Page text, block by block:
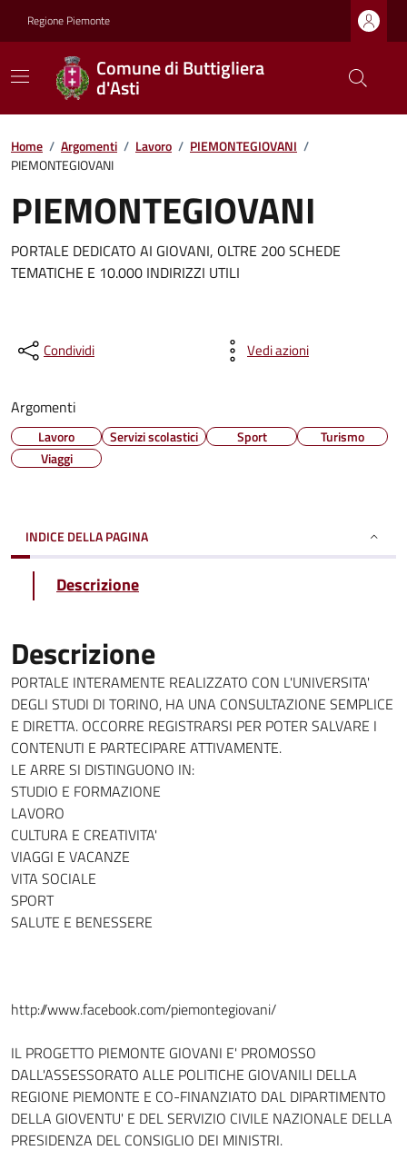
Regione Piemonte
Comune di Buttigliera
d'Asti
Home / Argomenti / Lavoro / PIEMONTEGIOVANI /
PIEMONTEGIOVANI
PIEMONTEGIOVANI
PORTALE DEDICATO AI GIOVANI, OLTRE 200 SCHEDE
TEMATICHE E 10.000 INDIRIZZI UTILI
Condividi Vedi azioni
Argomenti
Lavoro Servizi scolastici Sport
Turismo
Viaggi
INDICE DELLA PAGINA
Descrizione
Descrizione
PORTALE INTERAMENTE REALIZZATO CON L'UNIVERSITA'
DEGLI STUDI DI TORINO, HA UNA CONSULTAZIONE SEMPLICE
E DIRETTA. OCCORRE REGISTRARSI PER POTER SALVARE I
CONTENUTI E PARTECIPARE ATTIVAMENTE.
LE ARRE SI DISTINGUONO IN:
STUDIO E FORMAZIONE
LAVORO
CULTURA E CREATIVITA'
VIAGGI E VACANZE
VITA SOCIALE
SPORT
SALUTE E BENESSERE
http://www.facebook.com/piemontegiovani/
IL PROGETTO PIEMONTE GIOVANI E' PROMOSSO
DALL'ASSESSORATO ALLE POLITICHE GIOVANILI DELLA
REGIONE PIEMONTE E CO-FINANZIATO DAL DIPARTIMENTO
DELLA GIOVENTU' E DEL SERVIZIO CIVILE NAZIONALE DELLA
PRESIDENZA DEL CONSIGLIO DEI MINISTRI.